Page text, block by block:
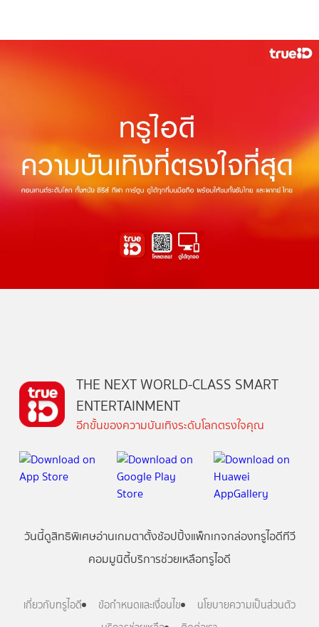
THE NEXT WORLD-CLASS SMART
ENTERTAINMENT
อีกขั้นของความบันเทิงระดับโลกตรงใจคุณ
วันนี้ดูสิทธิพิเศษอ่านเกมตาตั้งช้อปปิ้งแพ็กเกจกล่องทรูไอดีทีวี
คอมมูนิตี้บริการช่วยเหลือทรูไอดี
เกี่ยวกับทรูไอดี ข้อกำหนดและเงื่อนไข
นโยบายความเป็นส่วนตัว